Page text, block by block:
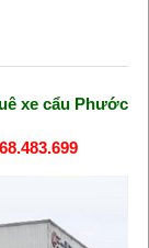
xe cẩu Phước